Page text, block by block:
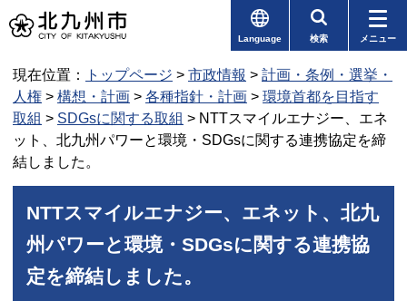
Language 検索 メニュー
現在位置： トップページ > 市政情報 > 計画・条例・選挙・
人権 > 構想・計画 > 各種指針・計画 > 環境首都を目指す
取組 > SDGsに関する取組 > NTTスマイルエナジー、エネ
ット、北九州パワーと環境・SDGsに関する連携協定を締
結しました。
NTTスマイルエナジー、エネット、北九
州パワーと環境・SDGsに関する連携協
定を締結しました。